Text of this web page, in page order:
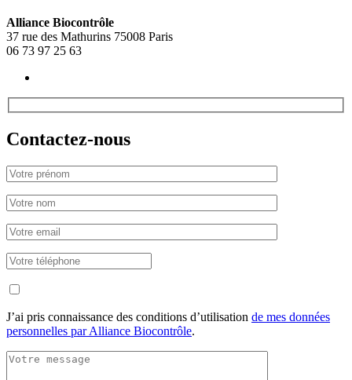
Alliance Biocontrôle
37 rue des Mathurins 75008 Paris
06 73 97 25 63
Contactez-nous
J’ai pris connaissance des conditions d’utilisation de mes données
personnelles par Alliance Biocontrôle.